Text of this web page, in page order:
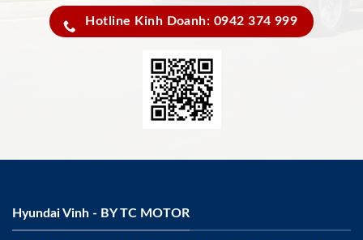
Hotline Kinh Doanh: 0942 374 999
Hyundai Vinh - BY TC MOTOR